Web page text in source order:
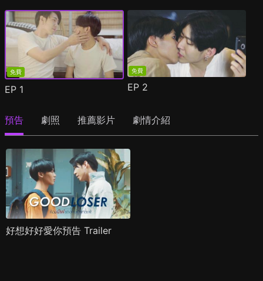
免費
EP 1
免費
EP 2
預告 劇照 推薦影片 劇情介紹
好想好好愛你預告 Trailer